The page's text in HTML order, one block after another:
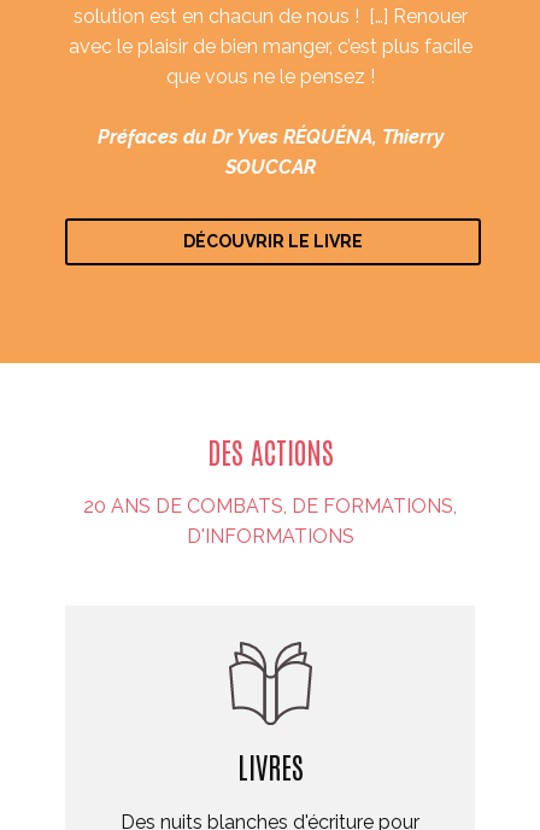
solution est en chacun de nous ! […] Renouer
avec le plaisir de bien manger, c’est plus facile
que vous ne le pensez !
Préfaces du Dr Yves RÉQUÉNA, Thierry
SOUCCAR
DÉCOUVRIR LE LIVRE
DES ACTIONS
20 ANS DE COMBATS, DE FORMATIONS,
D'INFORMATIONS
LIVRES
Des nuits blanches d'écriture pour